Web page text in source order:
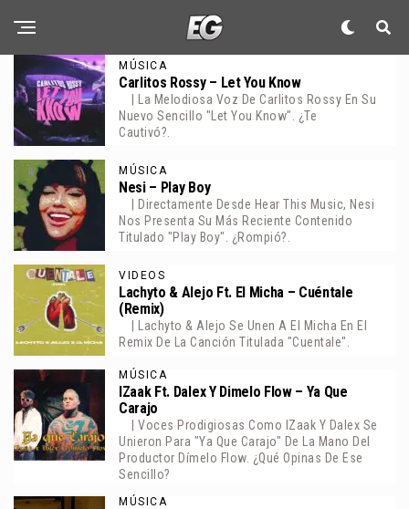
MÚSICA
Carlitos Rossy – Let You Know
| La Melodiosa Voz De Carlitos Rossy En Su
Nuevo Sencillo "Let You Know". ¿Te
Cautivó?.
MÚSICA
Nesi – Play Boy
| Directamente Desde Hear This Music, Nesi
Nos Presenta Su Más Reciente Contenido
Titulado "Play Boy". ¿Rompió?.
VIDEOS
Lachyto & Alejo Ft. El Micha – Cuéntale
(Remix)
| Lachyto & Alejo Se Unen A El Micha En El
Remix De La Canción Titulada "Cuentale".
MÚSICA
IZaak Ft. Dalex Y Dimelo Flow – Ya Que
Carajo
| Voces Prodigiosas Como IZaak Y Dalex Se
Unieron Para "Ya Que Carajo" De La Mano Del
Productor Dímelo Flow. ¿Qué Opinas De Ese
Sencillo?
MÚSICA